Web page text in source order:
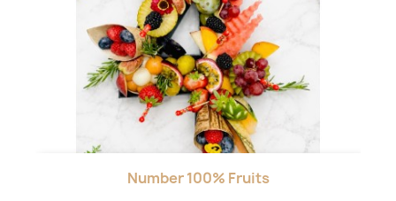
Number 100% Fruits